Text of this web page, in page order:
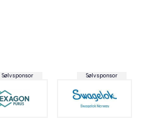
Sølvsponsor Sølvsponsor